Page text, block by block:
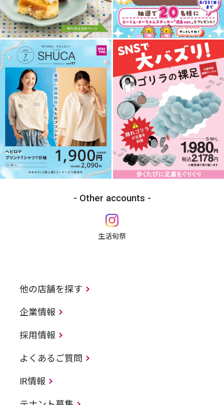
Other accounts
生活旬祭
他の店舗を探す
企業情報
採用情報
よくあるご質問
IR情報